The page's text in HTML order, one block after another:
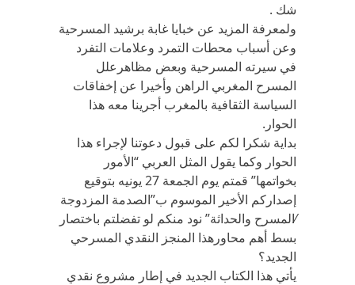
شك .
ولمعرفة المزيد عن خبايا غابة برشيد المسرحية
وعن أسباب محطات التمرد وعلامات التفرد
في سيرته المسرحية وبعض مظاهرعلل
المسرح المغربي الراهن وأخيرا عن إخفاقات
السياسة الثقافية بالمغرب أجرينا معه هذا
الحوار.
بداية شكرا لكم على قبول دعوتنا لإجراء هذا
الحوار وكما يقول المثل العربي “الأمور
بخواتمها” قمتم يوم الجمعة 27 يونيه بتوقيع
إصداركم الأخير الموسوم ب”الصدمة المزدوجة
⁄المسرح والحداثة” نود منكم لو تفضلتم باختصار
بسط أهم محاورهذا المنجز النقدي المسرحي
الجديد؟
يأتي هذا الكتاب الجديد في إطار مشروع نقدي